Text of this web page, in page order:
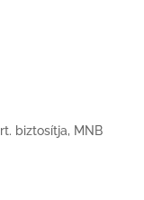
biztosítja, MNB